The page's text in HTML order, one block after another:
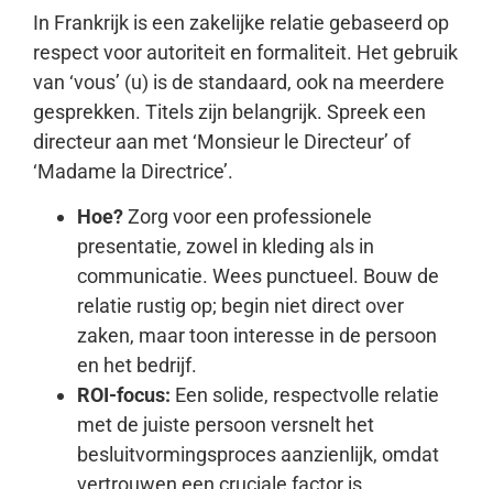
In Frankrijk is een zakelijke relatie gebaseerd op
respect voor autoriteit en formaliteit. Het gebruik
van ‘vous’ (u) is de standaard, ook na meerdere
gesprekken. Titels zijn belangrijk. Spreek een
directeur aan met ‘Monsieur le Directeur’ of
‘Madame la Directrice’.
Hoe?Zorg voor een professionele
presentatie, zowel in kleding als in
communicatie. Wees punctueel. Bouw de
relatie rustig op; begin niet direct over
zaken, maar toon interesse in de persoon
en het bedrijf.
ROI-focus: Een solide, respectvolle relatie
met de juiste persoon versnelt het
besluitvormingsproces aanzienlijk, omdat
vertrouwen een cruciale factor is.